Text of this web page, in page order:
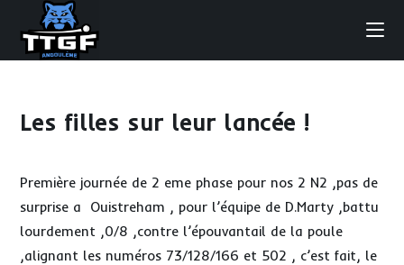
content
Les filles sur leur lancée !
Première journée de 2 eme phase pour nos 2 N2 ,pas de
surprise a Ouistreham , pour l’équipe de D.Marty ,battu
lourdement ,0/8 ,contre l’épouvantail de la poule
,alignant les numéros 73/128/166 et 502 , c’est fait, le